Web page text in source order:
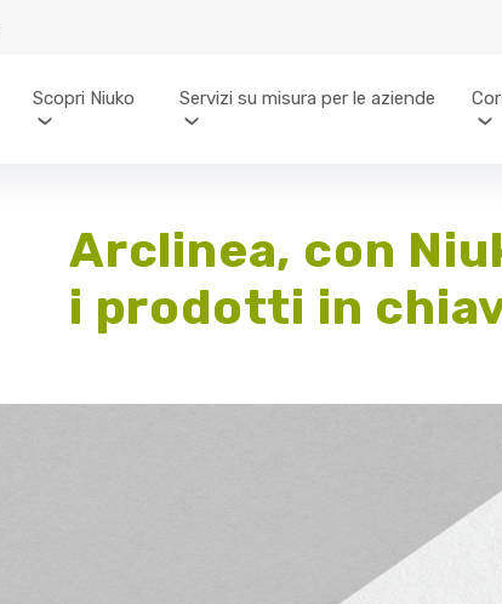
Scopri Niuko Servizi su misura per le aziende
Arclinea, con
i prodotti in